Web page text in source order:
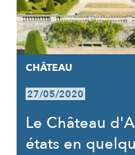
CHÂTEAU
27/05/2020
Le Château
états en